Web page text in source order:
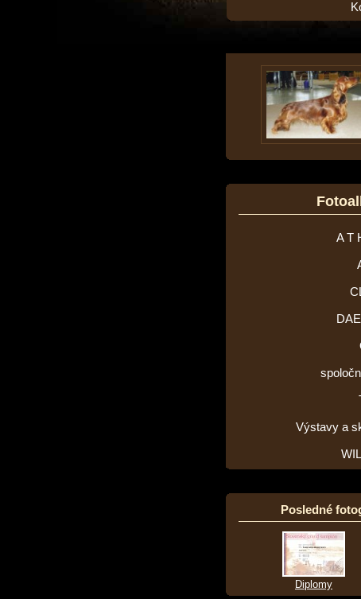
A T
Výstavy a
Posledné
Diplomy